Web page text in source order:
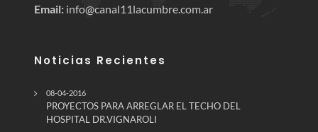
Email: info@canal11lacumbre.com.ar
Noticias Recientes
08-04-2016
PROYECTOS PARA ARREGLAR EL TECHO DEL
HOSPITAL DR.VIGNAROLI